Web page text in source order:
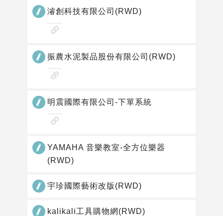
濬創科技有限公司(RWD)
查
網
站
振農水泥製品股份有限公司(RWD)
查
網
站
明震國際有限公司-下單系統
查
網
站
品
YAMAHA 音樂教室-全方位樂器
(RWD)
宇珍國際藝術改版(RWD)
kalikali工具購物網(RWD)